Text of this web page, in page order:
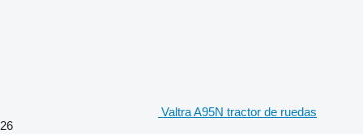
Valtra A95N tractor de ruedas
26